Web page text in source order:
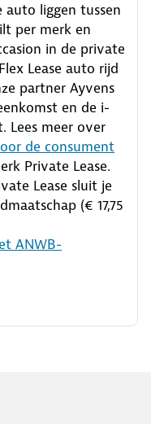
liggen tussen
per merk en
in de private
Lease auto rijd
partner Ayvens
en de i-
Lees meer over
de consument
Private Lease.
Lease sluit je
(€ 17,75
ANWB-